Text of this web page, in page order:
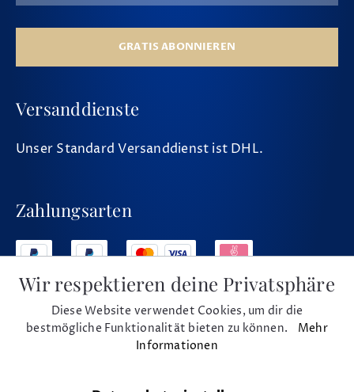
GRATIS ABONNIEREN
Versanddienste
Unser Standard Versanddienst ist DHL.
Zahlungsarten
Social Media
Wir respektieren deine Privatsphäre
Diese Website verwendet Cookies, um dir die
bestmögliche Funktionalität bieten zu können. Mehr
Informationen